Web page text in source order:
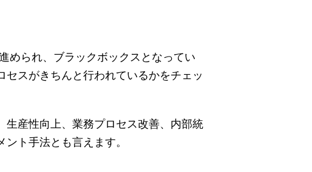
められ、ブラックボックスとなってい
スがきちんと行われているかをチェッ
産性向上、業務プロセス改善、内部統
ト手法とも言えます。